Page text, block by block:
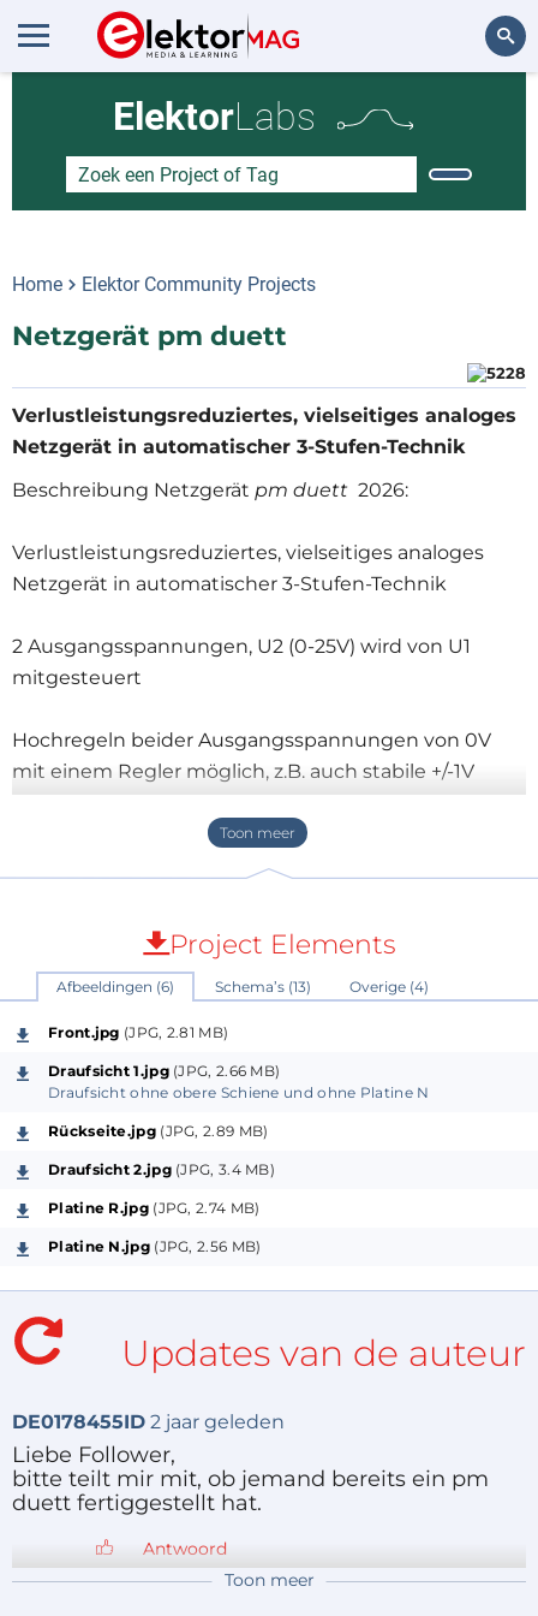
ElektorLabs
Home Elektor Community Projects
Netzgerät pm duett
Verlustleistungsreduziertes, vielseitiges analoges
Netzgerät in automatischer 3-Stufen-Technik
Beschreibung Netzgerät pm duett 2026:
Verlustleistungsreduziertes, vielseitiges analoges
Netzgerät in automatischer 3-Stufen-Technik
2 Ausgangsspannungen, U2 (0-25V) wird von U1
mitgesteuert
Hochregeln beider Ausgangsspannungen von 0V
mit einem Regler möglich, z.B. auch stabile +/-1V
1 DVM für U1 und per Taster auch zur Kontrolle von
Hilfsspannung U2, 1 DVM für den Strom von U1
1 Regler für die Strombegrenzung von U1; wenn U1
zusammenbricht, fällt auch U2
Auch bei kleinen Ausgangsspannungen große
Exaktes Einregeln der Ausgangsspannungen mit
Regelung der Strombegrenzung ab 0mA
Ausgangsströme (U1) pm duett : 4,2A bis 8V, 1,6A bis
U2 hat eine Strombegrenzung auf 0,8A bei allen
2 Power-MOS-Gleichrichter
Ausnützen der Leerlaufspannungen
Minimaler Spannungsabfall an der Regelstrecke
Project Elements
Afbeeldingen (6) Schema’s (13) Overige (4)
Front.jpg (JPG, 2.81 MB)
Draufsicht 1.jpg(JPG, 2.66 MB)
Draufsicht ohne obere Schiene und ohne Platine N
Rückseite.jpg(JPG, 2.89 MB)
Draufsicht 2.jpg(JPG, 3.4 MB)
Platine R.jpg(JPG, 2.74 MB)
Platine N.jpg(JPG, 2.56 MB)
Updates van de auteur
DE0178455ID 2 jaar geleden
Liebe Follower,
bitte teilt mir mit, ob jemand bereits ein pm
duett fertiggestellt hat.
Antwoord
Toon meer